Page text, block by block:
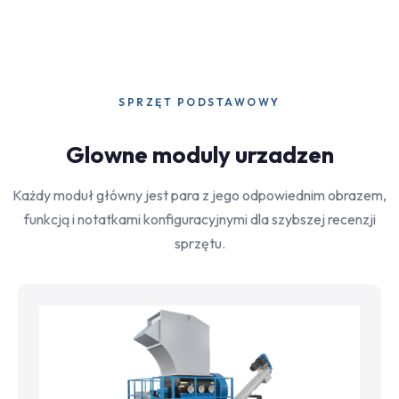
SPRZĘT PODSTAWOWY
Glowne moduly urzadzen
Każdy moduł główny jest para z jego odpowiednim obrazem,
funkcją i notatkami konfiguracyjnymi dla szybszej recenzji
sprzętu.